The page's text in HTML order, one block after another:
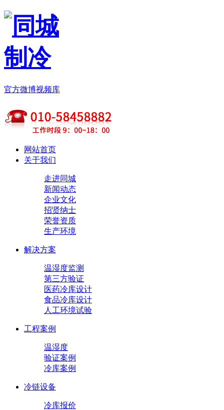
官方微博视频库
网站首页
关于我们
走进同城
新闻动态
企业文化
招贤纳士
荣誉资质
生产环境
解决方案
温湿度监测
第三方验证
医药冷库设计
食品冷库设计
人工环境试验
工程案例
温湿度
验证案例
冷库案例
冷链设备
冷库报价